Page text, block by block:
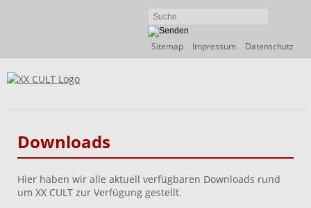
Navigation
Sitemap Impressum Datenschutz
Downloads
Hier haben wir alle aktuell verfügbaren Downloads rund
um XX CULT zur Verfügung gestellt.